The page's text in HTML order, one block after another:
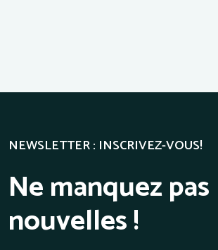
NEWSLETTER : INSCRIVEZ-VOUS!
Ne manquez
nouvelles !